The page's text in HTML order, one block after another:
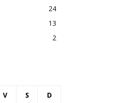
24
13
2
V S D